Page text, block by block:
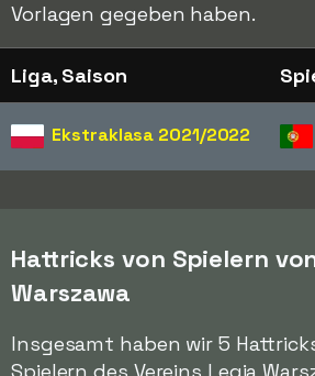
Vorlagen gegeben haben.
Liga, Saison
Ekstraklasa 2021/2022
Hattricks von Spielern
Warszawa
Insgesamt haben wir 5